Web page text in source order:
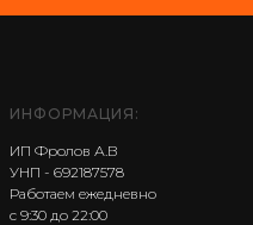
ИНФОРМАЦИЯ:
ИП Фролов А.В
УНП - 692187578
Работаем ежедневно
с 9:30 до 22:00